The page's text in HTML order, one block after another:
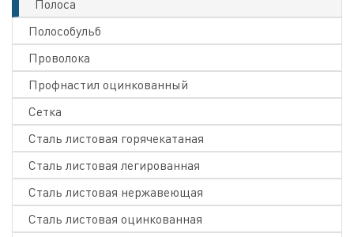
Полоса
Полособульб
Проволока
Профнастил оцинкованный
Сетка
Сталь листовая горячекатаная
Сталь листовая легированная
Сталь листовая нержавеющая
Сталь листовая оцинкованная